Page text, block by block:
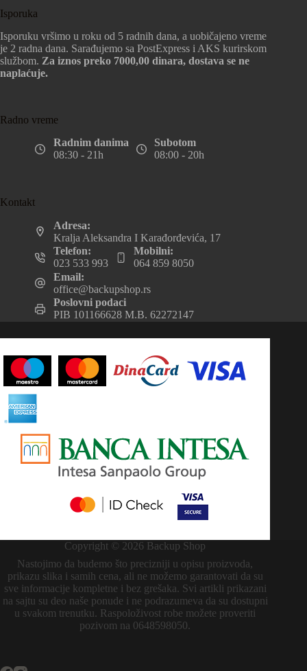
Isporuka
Isporuku vršimo u roku od 5 radnih dana, a uobičajeno vreme
je 2 radna dana. Sarađujemo sa PostExpress i AKS kurirskom
službom. Za iznos preko 7000,00 dinara, dostava se ne
naplaćuje.
Radno vreme
Radnim danima
08:30 - 21h
Subotom
08:00 - 20h
Kontakt
Adresa:
Kralja Aleksandra I Karađorđevića, 17
Telefon:
023 533 993
Mobilni:
064 859 8050
Email:
office@backupshop.rs
Poslovni podaci
PIB 101166628 M.B. 62272147
Copyright © 2026 Backup Shop
Nastojimo da budemo što precizniji u opisu proizvoda,
prikazu slika i samih cena, ali ne možemo garantovati da su
sve informacije kompletne i bez grešaka. Svi artikli prikazani
na sajtu su deo naše ponude i ne podrazumeva da su dostupni
u svakom trenutku. Raspoloživost robe možete proveriti
pozivom na 0648598050.